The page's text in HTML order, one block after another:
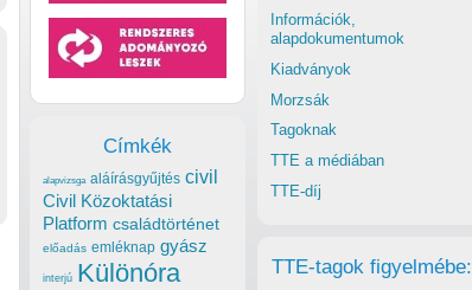
Információk,
alapdokumentumok
Kiadványok
Morzsák
Tagoknak
TTE a médiában
TTE-díj
TTE-tagok figyelmébe:
Címkék
alapvizsga aláírásgyűjtés civil
Civil Közoktatási
Platform családtörténet
előadás emléknap gyász
interjú Különóra